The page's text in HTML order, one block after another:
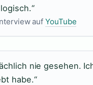
aufYouTube
nie gesehen.
habe.“